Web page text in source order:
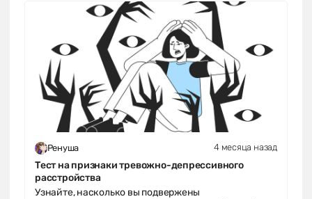
Ренуша 4 месяца назад
Тест на признаки тревожно-депрессивного
расстройства
Узнайте, насколько вы подвержены